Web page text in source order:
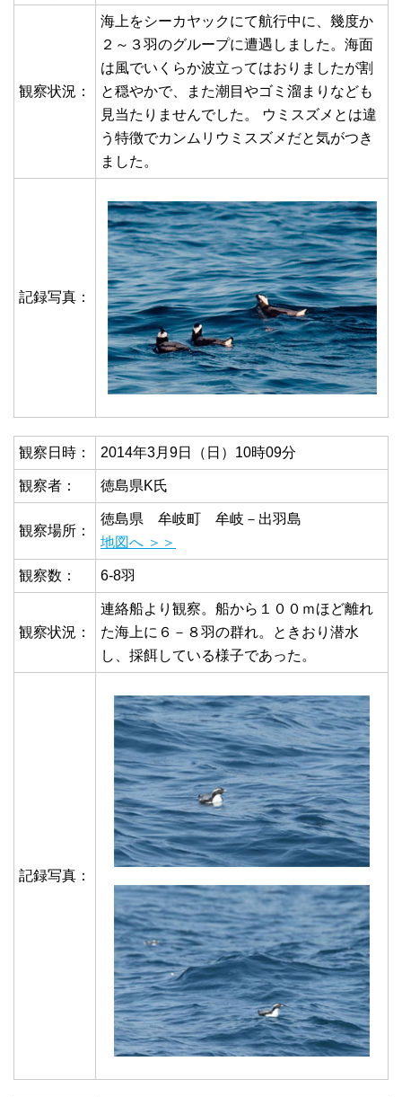
観察状況：
海上をシーカヤックにて航行中に、幾度か
２～３羽のグループに遭遇しました。海面
は風でいくらか波立ってはおりましたが割
と穏やかで、また潮目やゴミ溜まりなども
見当たりませんでした。 ウミスズメとは違
う特徴でカンムリウミスズメだと気がつき
ました。
記録写真：
観察日時： 2014年3月9日（日）10時09分
観察者： 徳島県K氏
観察場所：
徳島県 牟岐町 牟岐－出羽島
地図へ ＞＞
観察数： 6-8羽
観察状況：
連絡船より観察。船から１００ｍほど離れ
た海上に６－８羽の群れ。ときおり潜水
し、採餌している様子であった。
記録写真：